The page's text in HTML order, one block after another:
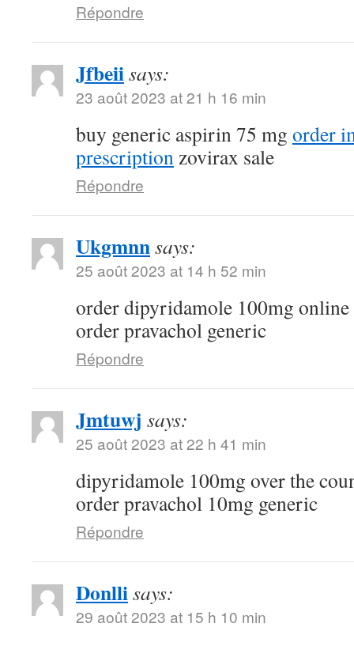
Répondre
Jfbeiisays:
23 août 2023 at 21 h 16 min
buy generic aspirin 75 mg order
prescriptionzovirax sale
Répondre
Ukgmnnsays:
25 août 2023 at 14 h 52 min
order dipyridamole 100mg online
order pravachol generic
Répondre
Jmtuwj says:
25 août 2023 at 22 h 41 min
dipyridamole 100mg over the
order pravachol 10mg generic
Répondre
Donllisays:
29 août 2023 at 15 h 10 min